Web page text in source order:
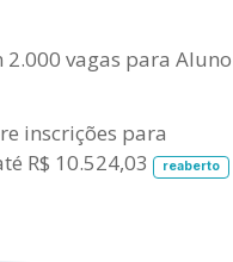
2.000 vagas para
inscrições para
R$ 10.524,03
reaberto